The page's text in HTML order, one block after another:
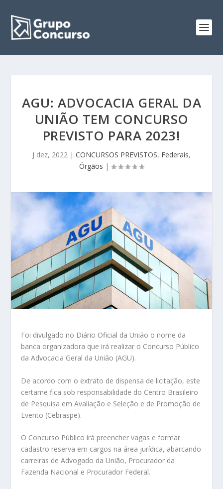
AGU: ADVOCACIA GERAL DA
UNIÃO TEM CONCURSO
PREVISTO PARA 2023!
J dez, 2022 | CONCURSOS PREVISTOS, Federais,
Órgãos |
Foi divulgado no Diário Oficial da União o nome da
banca organizadora que irá realizar o Concurso Público
da Advocacia Geral da União (AGU).
De acordo com o extrato de dispensa de licitação, este
certame fica sob responsabilidade do Centro Brasileiro
de Pesquisa em Avaliação e Seleção e de Promoção de
Evento (Cebraspe).
O Concurso Público irá preencher vagas e formar
cadastro reserva em cargos na área jurídica, abarcando
carreiras de Advogado da União, Procurador da
Fazenda Nacional e Procurador Federal.